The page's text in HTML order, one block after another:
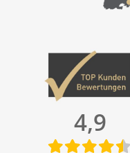
4,9